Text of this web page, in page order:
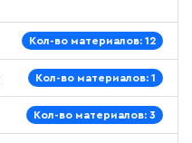
Кол-во материалов: 12
Кол-во материалов: 1
Кол-во материалов: 3